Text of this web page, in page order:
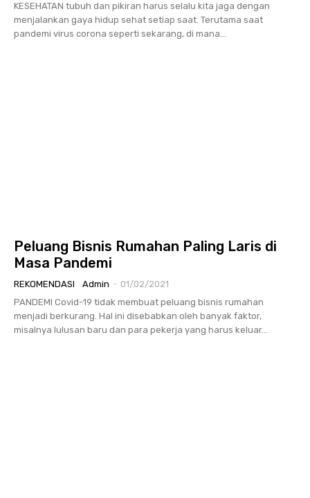
KESEHATAN tubuh dan pikiran harus selalu kita jaga dengan
menjalankan gaya hidup sehat setiap saat. Terutama saat
pandemi virus corona seperti sekarang, di mana...
Peluang Bisnis Rumahan Paling Laris di
Masa Pandemi
REKOMENDASI Admin - 01/02/2021
PANDEMI Covid-19 tidak membuat peluang bisnis rumahan
menjadi berkurang. Hal ini disebabkan oleh banyak faktor,
misalnya lulusan baru dan para pekerja yang harus keluar...